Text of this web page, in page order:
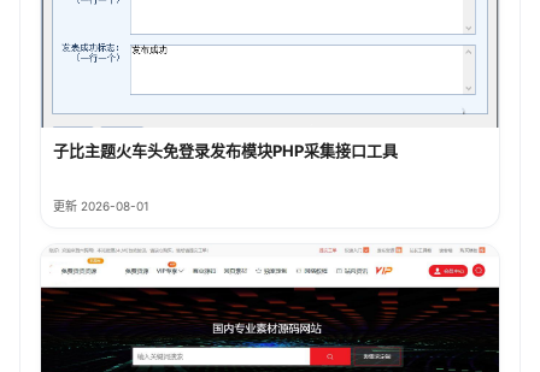
子比主题火车头免登录发布模块PHP采集接口工具
更新 2026-08-01